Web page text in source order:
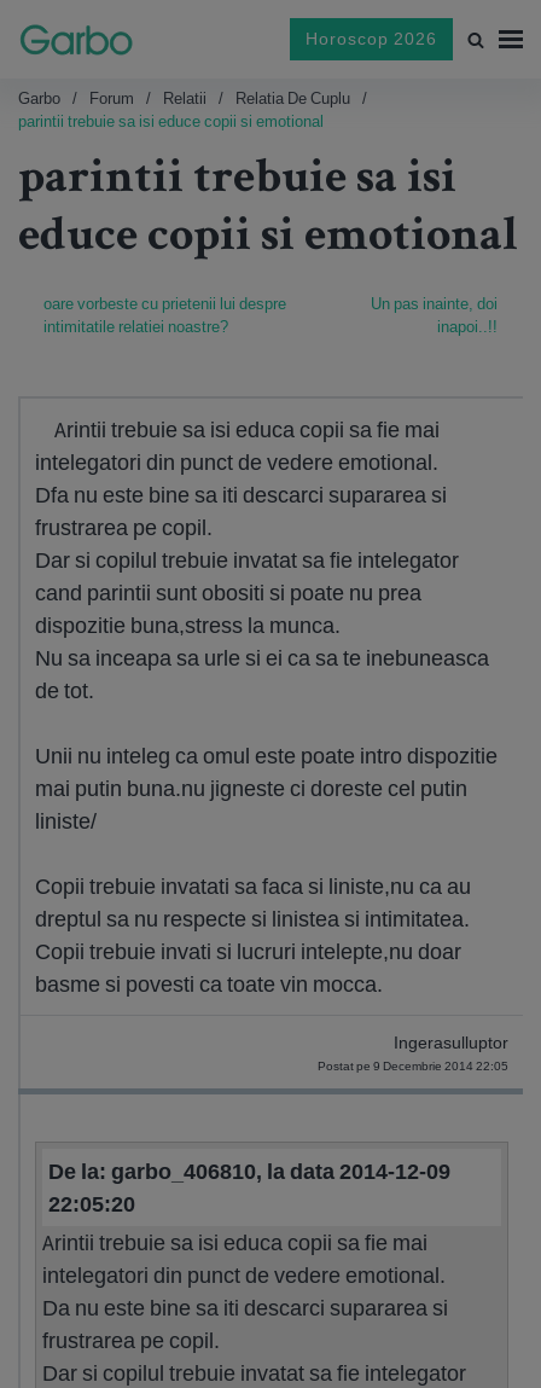
Horoscop 2026
Garbo Forum Relatii
Relatia De Cuplu
parintii trebuie sa isi educe copii si emotional
parintii trebuie sa isi
educe copii si emotional
oare vorbeste cu prietenii lui despre
intimitatile relatiei noastre?
Un pas inainte, doi
inapoi..!!
Arintii trebuie sa isi educa copii sa fie mai
intelegatori din punct de vedere emotional.
Dfa nu este bine sa iti descarci supararea si
frustrarea pe copil.
Dar si copilul trebuie invatat sa fie intelegator
cand parintii sunt obositi si poate nu prea
dispozitie buna,stress la munca.
Nu sa inceapa sa urle si ei ca sa te inebuneasca
de tot.
Unii nu inteleg ca omul este poate intro dispozitie
mai putin buna.nu jigneste ci doreste cel putin
liniste/
Copii trebuie invatati sa faca si liniste,nu ca au
dreptul sa nu respecte si linistea si intimitatea.
Copii trebuie invati si lucruri intelepte,nu doar
basme si povesti ca toate vin mocca.
Ingerasulluptor
Postat pe 9 Decembrie 2014 22:05
De la: garbo_406810, la data 2014-12-09
22:05:20
Arintii trebuie sa isi educa copii sa fie mai
intelegatori din punct de vedere emotional.
Da nu este bine sa iti descarci supararea si
frustrarea pe copil.
Dar si copilul trebuie invatat sa fie intelegator